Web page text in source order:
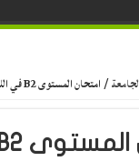
/امتحان المستوى B2 في اللغة الانجليزية لطلبة الدكتوراه دفعة 2022-2023